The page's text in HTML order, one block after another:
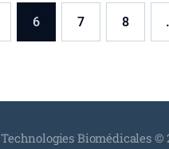
6 7 8
Technologies Biomédicales ©